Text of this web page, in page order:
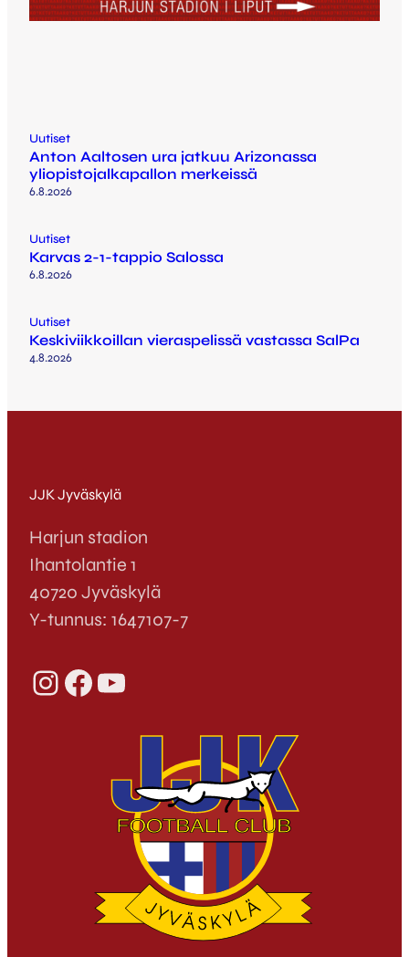
Uutiset
Anton Aaltosen ura jatkuu Arizonassa
yliopistojalkapallon merkeissä
6.8.2026
Uutiset
Karvas 2-1-tappio Salossa
6.8.2026
Uutiset
Keskiviikkoillan vieraspelissä vastassa SalPa
4.8.2026
JJK Jyväskylä
Harjun stadion
Ihantolantie 1
40720 Jyväskylä
Y-tunnus: 1647107-7
InstagramFacebook YouTube